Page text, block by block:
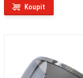
Koupit